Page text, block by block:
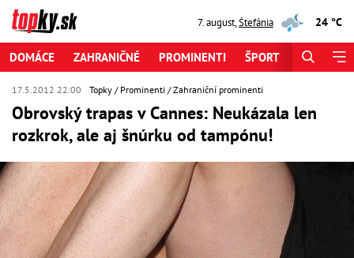
7. august,Štefánia 24 °C
DOMÁCE ZAHRANIČNÉ PROMINENTI ŠPORT
17.5.2012 22:00 Topky Prominenti Zahraniční prominenti
Obrovský trapas v Cannes: Neukázala len
rozkrok, ale aj šnúrku od tampónu!